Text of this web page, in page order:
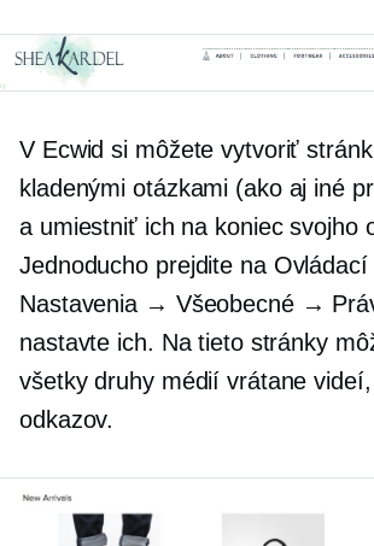
V Ecwid si môžete vytvoriť
kladenými otázkami (ako aj iné
a umiestniť ich na koniec svojho
Jednoducho prejdite na
Nastavenia → Všeobecné →
nastavte ich. Na tieto stránky
všetky druhy médií vrátane
odkazov.